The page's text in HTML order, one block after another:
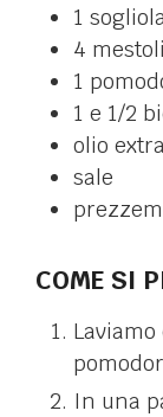
1
4 mestoli
1
1 e 1/2
olio
sale
COME SI
In una